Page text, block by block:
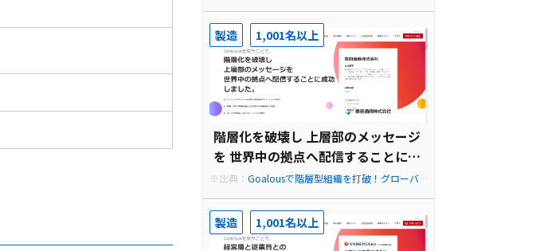
製造 1,001名以上
階層化を破壊し 上層部のメッセージ
を 世界中の拠点へ配信することに成
功しました。
※出典： Goalousで階層型組織を打破！グローバ
事例
製造 1,001名以上